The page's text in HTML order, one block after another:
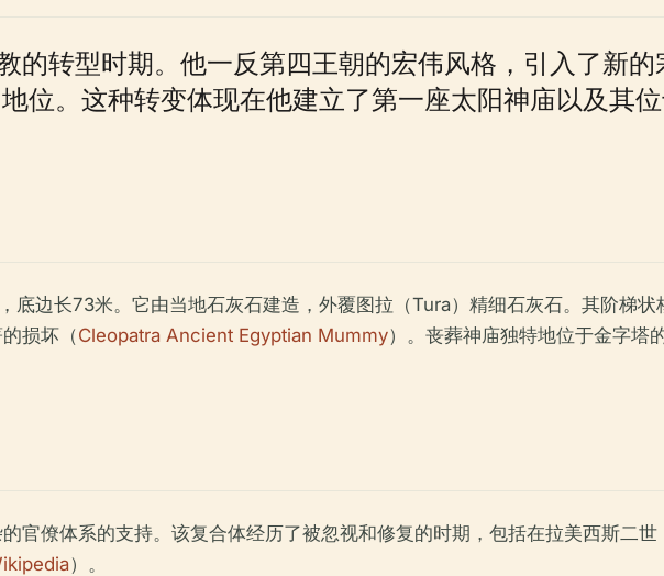
的转型时期。他一反第四王朝的宏伟风格，引入了新
位。这种转变体现在他建立了第一座太阳神庙以及其
底边长73米。它由当地石灰石建造，外覆图拉（Tura）精细石灰石。其阶梯
损坏（Cleopatra Ancient Egyptian Mummy）。丧葬神庙独特地位于金字塔
官僚体系的支持。该复合体经历了被忽视和修复的时期，包括在拉美西斯二
）。